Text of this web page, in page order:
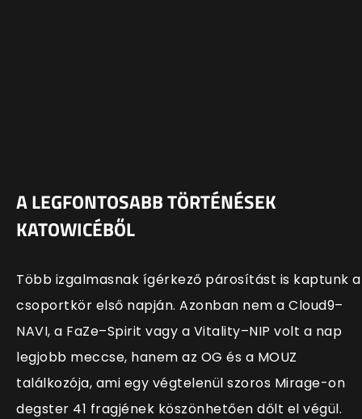
A LEGFONTOSABB TÖRTÉNÉSEK
KATOWICÉBŐL
Több izgalmasnak ígérkező párosítást is kaptunk a
csoportkör első napján. Azonban nem a Cloud9–
NAVI, a FaZe–Spirit vagy a Vitality–NIP volt a nap
legjobb meccse, hanem az OG és a MOUZ
találkozója, ami egy végtelenül szoros Mirage-on
degster 41 fragjének köszönhetően dőlt el végül.